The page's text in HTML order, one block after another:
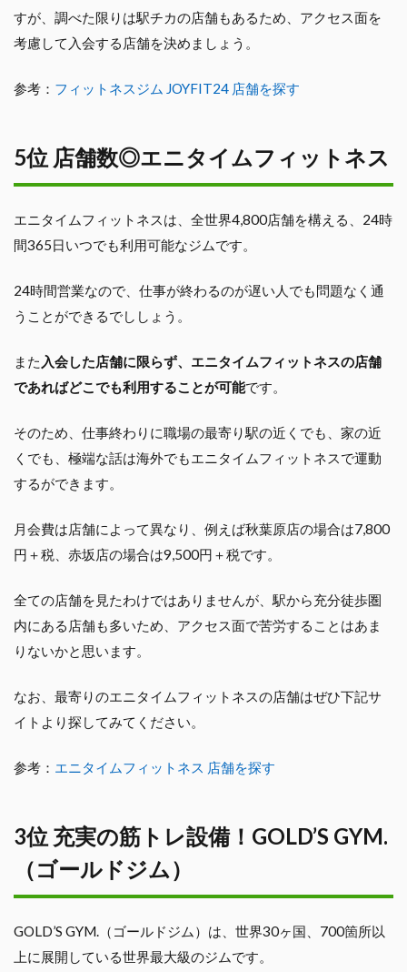
すが、調べた限りは駅チカの店舗もあるため、アクセス面を
考慮して入会する店舗を決めましょう。
参考： フィットネスジム JOYFIT24 店舗を探す
5位 店舗数◎エニタイムフィットネス
エニタイムフィットネスは、全世界4,800店舗を構える、24時
間365日いつでも利用可能なジムです。
24時間営業なので、仕事が終わるのが遅い人でも問題なく通
うことができるでししょう。
また 入会した店舗に限らず、エニタイムフィットネスの店舗
であればどこでも利用することが可能です。
そのため、仕事終わりに職場の最寄り駅の近くでも、家の近
くでも、極端な話は海外でもエニタイムフィットネスで運動
するができます。
月会費は店舗によって異なり、例えば秋葉原店の場合は7,800
円＋税、赤坂店の場合は9,500円＋税です。
全ての店舗を見たわけではありませんが、駅から充分徒歩圏
内にある店舗も多いため、アクセス面で苦労することはあま
りないかと思います。
なお、最寄りのエニタイムフィットネスの店舗はぜひ下記サ
イトより探してみてください。
参考： エニタイムフィットネス 店舗を探す
3位 充実の筋トレ設備！GOLD’S GYM.
（ゴールドジム）
GOLD’S GYM.（ゴールドジム）は、世界30ヶ国、700箇所以
上に展開している世界最大級のジムです。